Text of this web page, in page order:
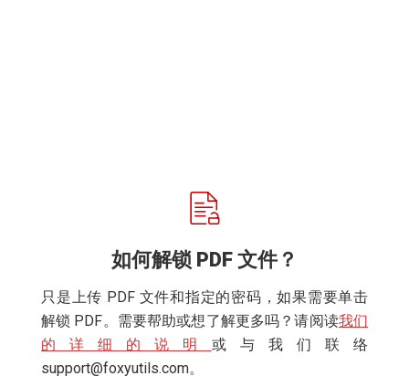
如何解锁 PDF 文件？
只是上传 PDF 文件和指定的密码，如果需要单击
解锁 PDF。需要帮助或想了解更多吗？请阅读我们
的详细的说明 或与我们联络
support@foxyutils.com。